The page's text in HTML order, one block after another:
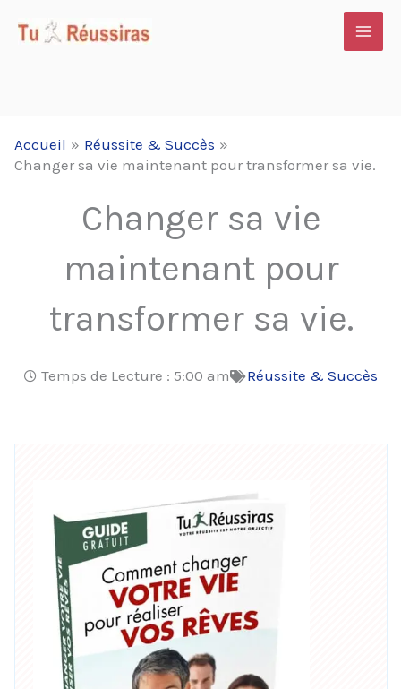
Accueil
Réussite & Succès
Changer sa vie maintenant pour transformer sa vie.
Changer sa vie
maintenant pour
transformer sa vie.
Temps de Lecture : 5:00 am Réussite & Succès